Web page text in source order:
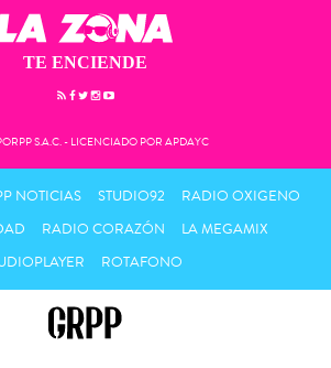
TE ENCIENDE
S.A.C. - LICENCIADO POR APDAYC
NOTICIAS STUDIO92
RADIO OXIGENO
RADIO CORAZÓN
LA MEGAMIX
ROTAFONO